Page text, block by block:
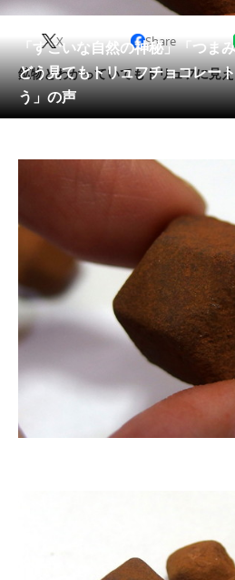
動物 リサ
会員記事
メディア
注目記事を集めた総合ページ
ITの今と未来を見通す
スマホと通信の最新トレンド
進化するPCとデバイスの未来
好きが集まる 比べて選べる
ビジネスと働き方のヒント
AI活用のいまが分かる
企業ITのトレンドを詳説
経営リーダーのコミュニティ
企業向けIT製品の総合サイト
「すごいな自然の神秘」「つ
どう見てもトリュフチョコレー
う」の声
X Share
鉱物とわかっていてもトリュフに見